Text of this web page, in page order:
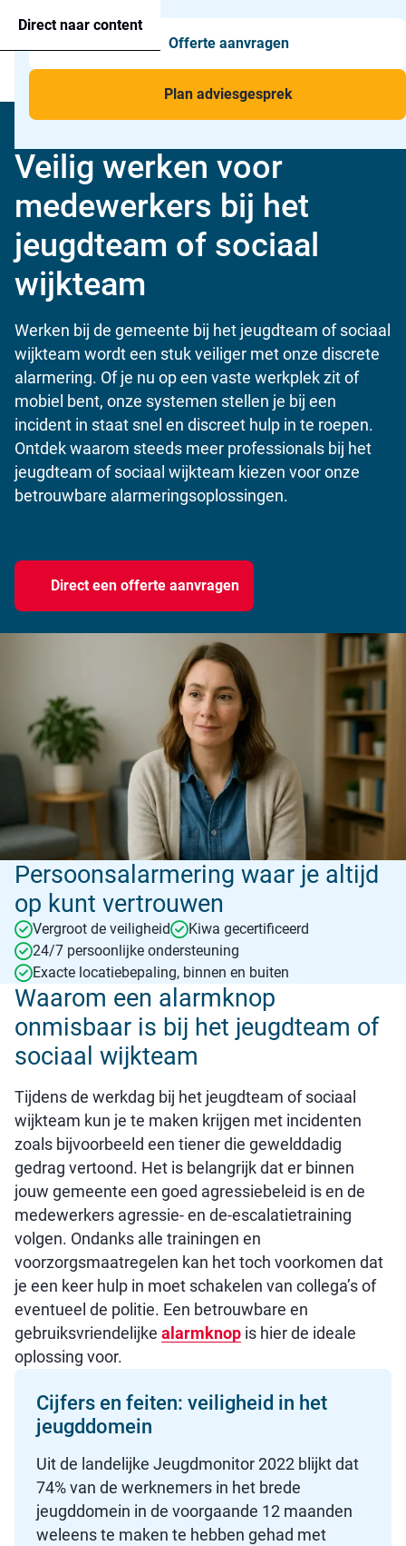
Direct naar content
Menu
Agressie alarmering
Man-down & BHV Alarmering
Voor wie
Toepassingen
Offerte aanvragen
Plan adviesgesprek
Home»Voor wie»Gemeente» Jeugdhulp
Veilig werken voor
medewerkers bij het
jeugdteam of sociaal
wijkteam
Werken bij de gemeente bij het jeugdteam of sociaal
wijkteam wordt een stuk veiliger met onze discrete
alarmering. Of je nu op een vaste werkplek zit of
mobiel bent, onze systemen stellen je bij een
incident in staat snel en discreet hulp in te roepen.
Ontdek waarom steeds meer professionals bij het
jeugdteam of sociaal wijkteam kiezen voor onze
betrouwbare alarmeringsoplossingen.
Direct een offerte aanvragen
Persoonsalarmering waar je altijd
op kunt vertrouwen
Vergroot de veiligheid
Kiwa gecertificeerd
24/7 persoonlijke ondersteuning
Exacte locatiebepaling, binnen en buiten
Waarom een alarmknop
onmisbaar is bij het jeugdteam of
sociaal wijkteam
Tijdens de werkdag bij het jeugdteam of sociaal
wijkteam kun je te maken krijgen met incidenten
zoals bijvoorbeeld een tiener die gewelddadig
gedrag vertoond. Het is belangrijk dat er binnen
jouw gemeente een goed agressiebeleid is en de
medewerkers agressie- en de-escalatietraining
volgen. Ondanks alle trainingen en
voorzorgsmaatregelen kan het toch voorkomen dat
je een keer hulp in moet schakelen van collega’s of
eventueel de politie. Een betrouwbare en
gebruiksvriendelijke alarmknop is hier de ideale
oplossing voor.
Cijfers en feiten: veiligheid in het
jeugddomein
Uit de landelijke Jeugdmonitor 2022 blijkt dat
74% van de werknemers in het brede
jeugddomein in de voorgaande 12 maanden
weleens te maken te hebben gehad met